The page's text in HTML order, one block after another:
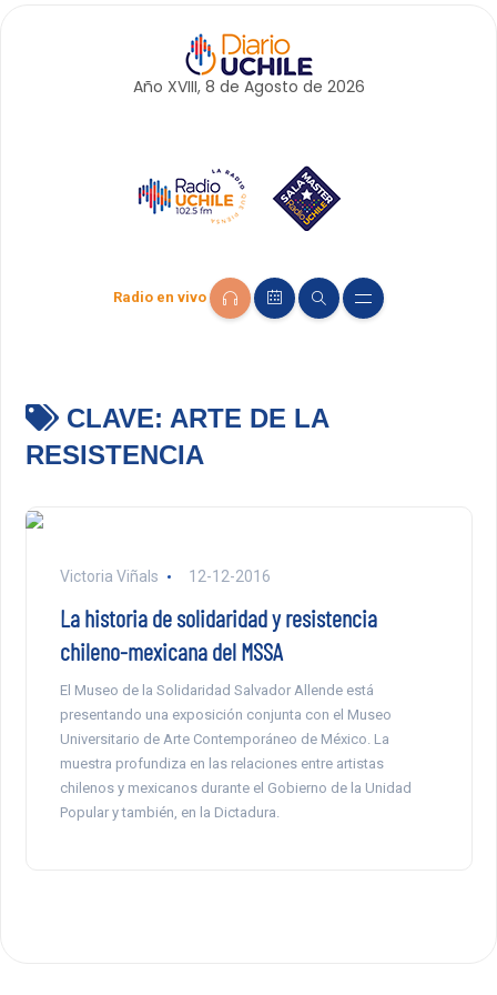
Año XVIII, 8 de Agosto de 2026
Radio en vivo
CLAVE: ARTE DE LA
RESISTENCIA
Victoria Viñals 12-12-2016
La historia de solidaridad y resistencia
chileno-mexicana del MSSA
El Museo de la Solidaridad Salvador Allende está
presentando una exposición conjunta con el Museo
Universitario de Arte Contemporáneo de México. La
muestra profundiza en las relaciones entre artistas
chilenos y mexicanos durante el Gobierno de la Unidad
Popular y también, en la Dictadura.